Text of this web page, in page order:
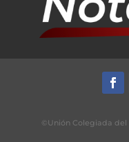
©Unión Colegiada del